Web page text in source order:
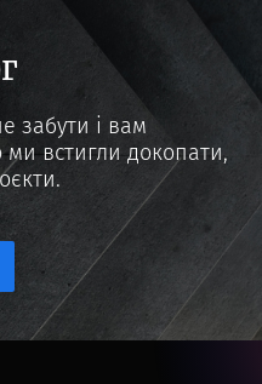
і вам
ми встигли докопати,